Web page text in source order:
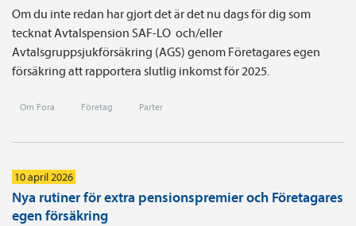
Om du inte redan har gjort det är det nu dags för dig som
tecknat Avtals­pension SAF-LO och/eller
Avtalsgruppsjukförsäkring (AGS) genom Företagares egen
försäkring att rapportera slutlig inkomst för 2025.
Om Fora Företag Parter
10 april 2026
Nya rutiner för extra pensionspremier och Företagares
egen försäkring